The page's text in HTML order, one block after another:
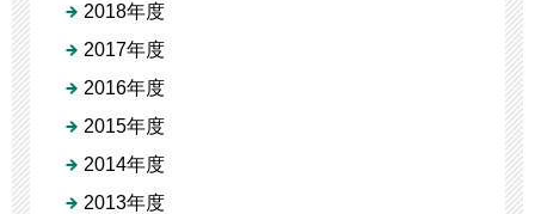
2018年度
2017年度
2016年度
2015年度
2014年度
2013年度